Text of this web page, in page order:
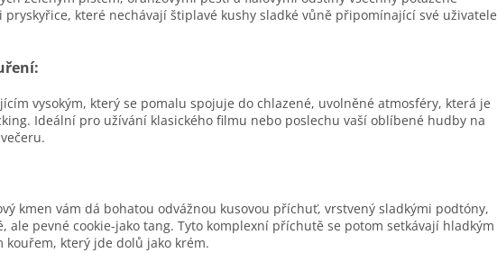
pryskyřice, které nechávají štiplavé kushy sladké vůně připomínající své uživatele
vysokým, který se pomalu spojuje do chlazené, uvolněné atmosféry, která je
Ideální pro užívání klasického filmu nebo poslechu vaší oblíbené hudby na
kmen vám dá bohatou odvážnou kusovou příchuť, vrstvený sladkými podtóny,
ale pevné cookie-jako tang. Tyto komplexní příchutě se potom setkávají hladkým
kouřem, který jde dolů jako krém.